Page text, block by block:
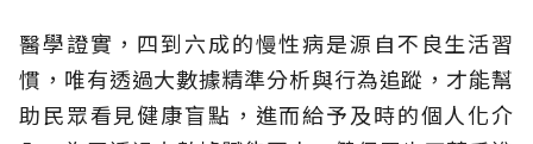
醫學證實，四到六成的慢性病是源自不良生活習
慣，唯有透過大數據精準分析與行為追蹤，才能幫
助民眾看見健康盲點，進而給予及時的個人化介